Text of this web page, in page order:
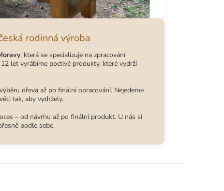
rodinná výroba
, která se specializuje na zpracování
let vyrábíme poctivé produkty, které vydrží
dřeva až po finální opracování. Nejedeme
tak, aby vydržely.
– od návrhu až po finální produkt. U nás si
podle sebe.